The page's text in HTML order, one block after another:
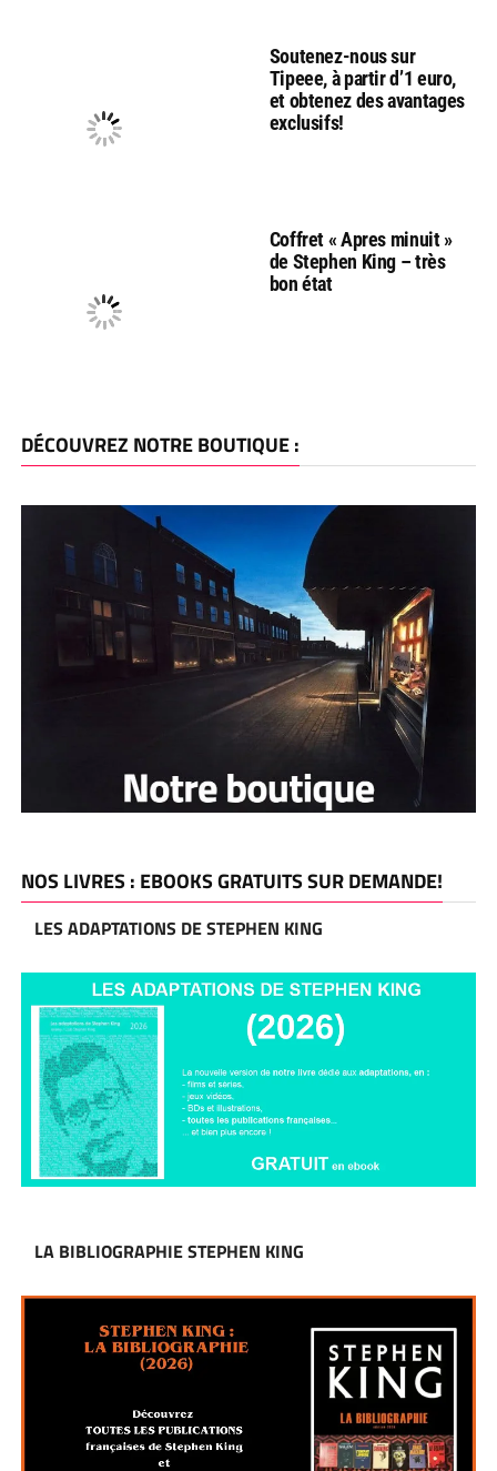
Soutenez-nous sur
Tipeee, à partir d’1 euro,
et obtenez des avantages
exclusifs!
Coffret « Apres minuit »
de Stephen King – très
bon état
DÉCOUVREZ NOTRE BOUTIQUE :
NOS LIVRES : EBOOKS GRATUITS SUR DEMANDE!
LES ADAPTATIONS DE STEPHEN KING
LA BIBLIOGRAPHIE STEPHEN KING